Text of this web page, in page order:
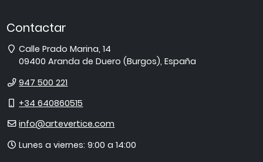
Contactar
Dirección
Calle Prado Marina, 14
09400 Aranda de Duero (Burgos),España
Teléfono
947 500 221
Móvil
+34 640860515
E-
info@artevertice.com
Horario
Lunes a viernes: 9:00 a 14:00